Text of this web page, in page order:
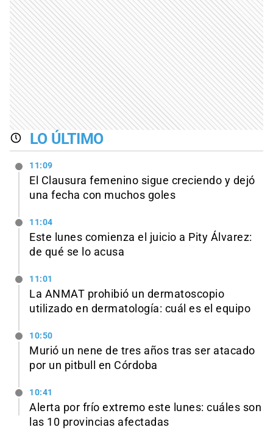
LO ÚLTIMO
11:09
El Clausura femenino sigue creciendo y dejó
una fecha con muchos goles
11:04
Este lunes comienza el juicio a Pity Álvarez:
de qué se lo acusa
11:01
La ANMAT prohibió un dermatoscopio
utilizado en dermatología: cuál es el equipo
10:50
Murió un nene de tres años tras ser atacado
por un pitbull en Córdoba
10:41
Alerta por frío extremo este lunes: cuáles son
las 10 provincias afectadas